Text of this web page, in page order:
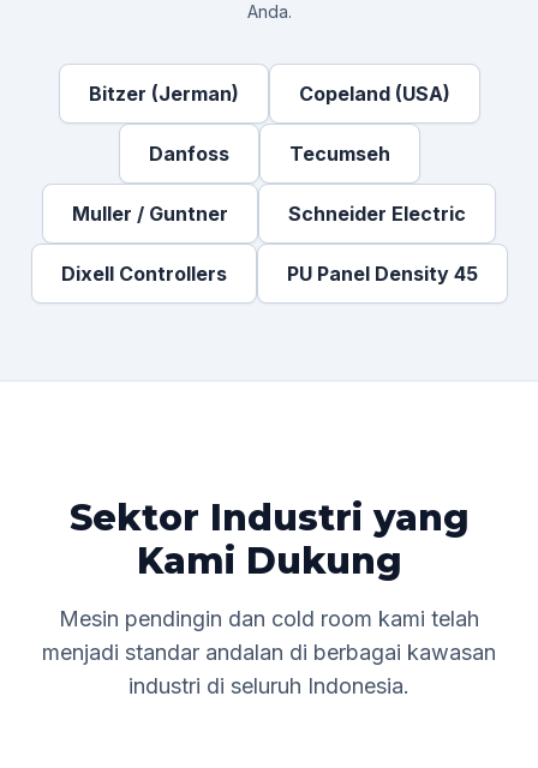
Anda.
Bitzer (Jerman) Copeland (USA)
Danfoss Tecumseh
Muller / Guntner Schneider Electric
Dixell Controllers PU Panel Density 45
Sektor Industri yang
Kami Dukung
Mesin pendingin dan cold room kami telah
menjadi standar andalan di berbagai kawasan
industri di seluruh Indonesia.